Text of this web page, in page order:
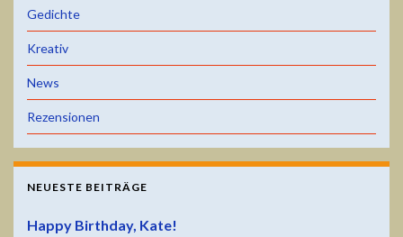
Gedichte
Kreativ
News
Rezensionen
NEUESTE BEITRÄGE
Happy Birthday, Kate!